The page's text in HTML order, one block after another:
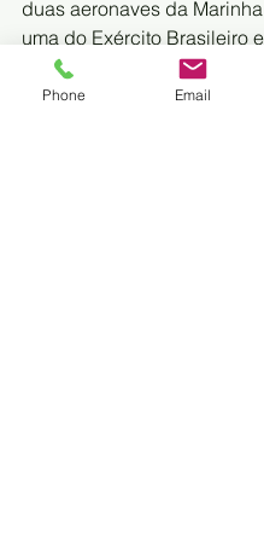
duas aeronaves da
uma do Exército Brasileiro
Força Aérea Brasileira.
avião Hercules C-130 da
Phone Email